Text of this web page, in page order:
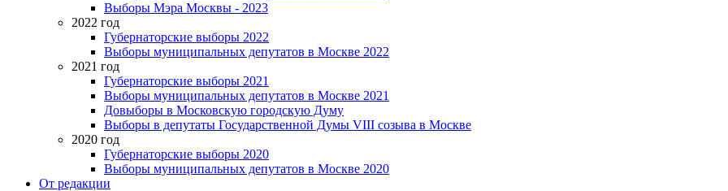
Выборы Мэра Москвы - 2023
2022 год
Губернаторские выборы 2022
Выборы муниципальных депутатов в Москве 2022
2021 год
Губернаторские выборы 2021
Выборы муниципальных депутатов в Москве 2021
Довыборы в Московскую городскую Думу
Выборы в депутаты Государственной Думы VIII созыва в Москве
2020 год
Губернаторские выборы 2020
Выборы муниципальных депутатов в Москве 2020
От редакции